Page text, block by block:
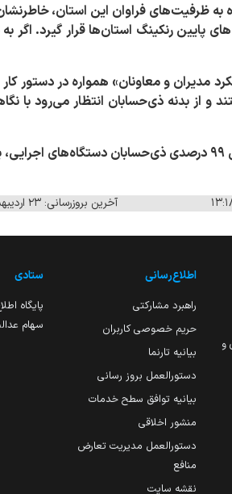
به ظرفیت‌های فراوان این استان،
پایین رنکینگ استان‌ها قرار گیرد.
مدیران و معاونان» همواره در دستور
و از بدنه ذی‌حسابان انتظار می‌رود
وی در پایان با اشاره به همراهی ۹۹ درصدی
آخرین بروزرسانی: ۲۳ اردیبهشت ۱۴۰۵ - ۱۰:۵۶
و
اطلاع‌رسانی
راهبرد مشارکتی
حریم خصوصی کاربران
بیانیه تارنما
دستورالعمل بروز رسانی
بیانیه توافق سطح خدمات
منشور اخلاقی
دستورالعمل مدیریت تعارض
منافع
نقشه سایت
ستادی
پایگاه
سهام